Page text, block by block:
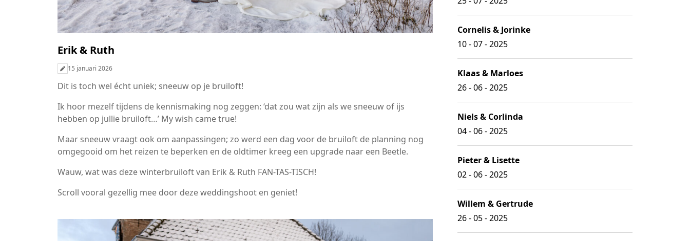
Erik & Ruth
15 januari 2026
Dit is toch wel écht uniek; sneeuw op je bruiloft!
Ik hoor mezelf tijdens de kennismaking nog zeggen: ‘dat zou wat zijn als we sneeuw of ijs
hebben op jullie bruiloft…’ My wish came true!
Maar sneeuw vraagt ook om aanpassingen; zo werd een dag voor de bruiloft de planning nog
omgegooid om het reizen te beperken en de oldtimer kreeg een upgrade naar een Beetle.
Wauw, wat was deze winterbruiloft van Erik & Ruth FAN-TAS-TISCH!
Scroll vooral gezellig mee door deze weddingshoot en geniet!
Cornelis & Jorinke
10 - 07 - 2025
Klaas & Marloes
26 - 06 - 2025
Niels & Corlinda
04 - 06 - 2025
Pieter & Lisette
02 - 06 - 2025
Willem & Gertrude
26 - 05 - 2025